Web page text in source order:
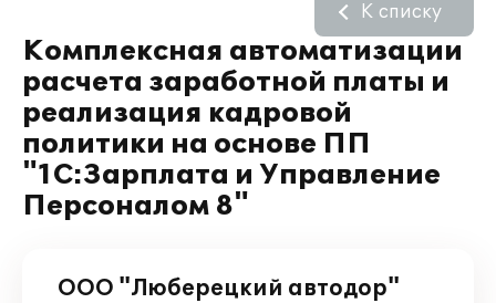
Комплексная автоматизации
расчета заработной платы и
реализация кадровой
политики на основе ПП
"1С:Зарплата и Управление
Персоналом 8"
К списку
ООО "Люберецкий автодор"